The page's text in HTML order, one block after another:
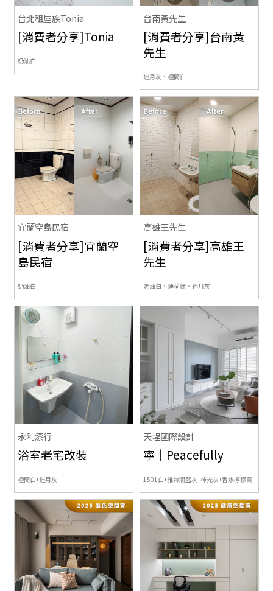
台北租屋族Tonia
[消費者分享]Tonia
奶油白
台南黃先生
[消費者分享]台南黃
先生
迷月灰、極簡白
宜蘭空島民宿
[消費者分享]宜蘭空
島民宿
奶油白
高雄王先生
[消費者分享]高雄王
先生
奶油白、薄荷綠、迷月灰
永利漆行
浴室老宅改裝
極簡白+迷月灰
天埕國際設計
寧｜Peacefully
1501白+雅詩閣藍灰+柿光灰+香水檸檬黃